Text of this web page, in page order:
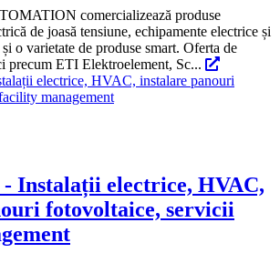
comercializează produse
de joasă tensiune, echipamente electrice și
o varietate de produse smart. Oferta de
precum ETI Elektroelement, Sc...
Instalații electrice, HVAC,
fotovoltaice, servicii